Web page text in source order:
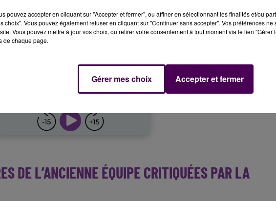
DE L’ANCIENNE ÉQUIPE CRITIQUÉES PAR LA
pouvez accepter en cliquant sur "Accepter et fermer", ou affiner en sélectionnant les finalités et/ou
choix". Vous pouvez également refuser en cliquant sur "Continuer sans accepter". Vos préférences
Vous pouvez mettre à jour vos choix, ou retirer votre consentement à tout moment via le lien "Gérer
de chaque page.
Gérer mes choix Accepter et fermer